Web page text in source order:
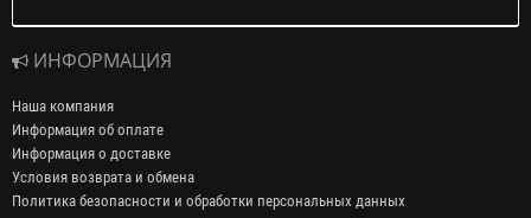
ИНФОРМАЦИЯ
Наша компания
Информация об оплате
Информация о доставке
Условия возврата и обмена
Политика безопасности и обработки персональных данных